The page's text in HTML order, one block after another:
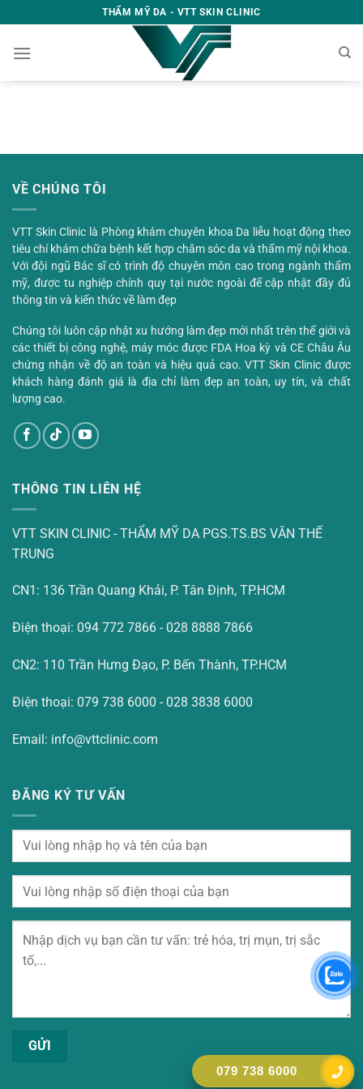
qua
nội
THẨM MỸ DA - VTT SKIN CLINIC
VỀ CHÚNG TÔI
VTT Skin Clinic là Phòng khám chuyên khoa Da liễu hoạt động theo
tiêu chí khám chữa bệnh kết hợp chăm sóc da và thẩm mỹ nội khoa.
Với đội ngũ Bác sĩ có trình độ chuyên môn cao trong ngành thẩm
mỹ, được tu nghiệp chính quy tại nước ngoài để cập nhật đầy đủ
thông tin và kiến thức về làm đẹp
Chúng tôi luôn cập nhật xu hướng làm đẹp mới nhất trên thế giới và
các thiết bị công nghệ, máy móc được FDA Hoa kỳ và CE Châu Âu
chứng nhận về độ an toàn và hiệu quả cao. VTT Skin Clinic được
khách hàng đánh giá là địa chỉ làm đẹp an toàn, uy tín, và chất
lượng cao.
THÔNG TIN LIÊN HỆ
VTT SKIN CLINIC - THẨM MỸ DA PGS.TS.BS VĂN THẾ
TRUNG
CN1: 136 Trần Quang Khải, P. Tân Định, TP.HCM
Điện thoại: 094 772 7866 - 028 8888 7866
CN2: 110 Trần Hưng Đạo, P. Bến Thành, TP.HCM
Điện thoại: 079 738 6000 - 028 3838 6000
Email: info@vttclinic.com
ĐĂNG KÝ TƯ VẤN
079 738 6000